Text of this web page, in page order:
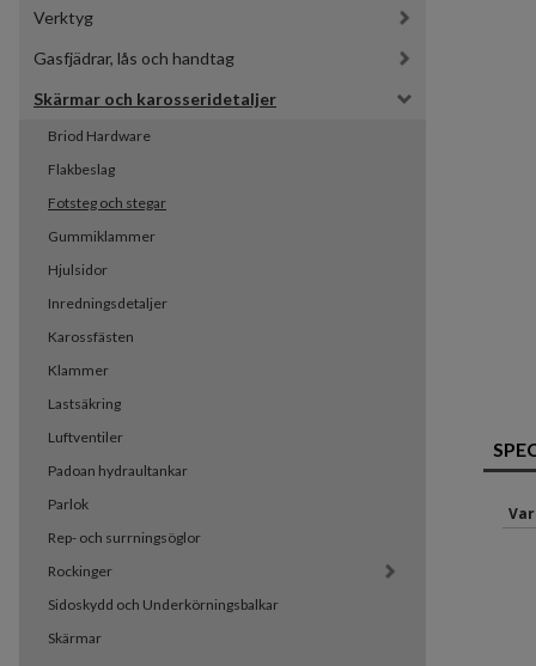
Verktyg
Gasfjädrar, lås och handtag
Skärmar och karosseridetaljer
Briod Hardware
Flakbeslag
Fotsteg och stegar
Gummiklammer
Hjulsidor
Inredningsdetaljer
Karossfästen
Klammer
Lastsäkring
Luftventiler
Padoan hydraultankar
Parlok
Rep- och surrningsöglor
Rockinger
Sidoskydd och Underkörningsbalkar
Skärmar